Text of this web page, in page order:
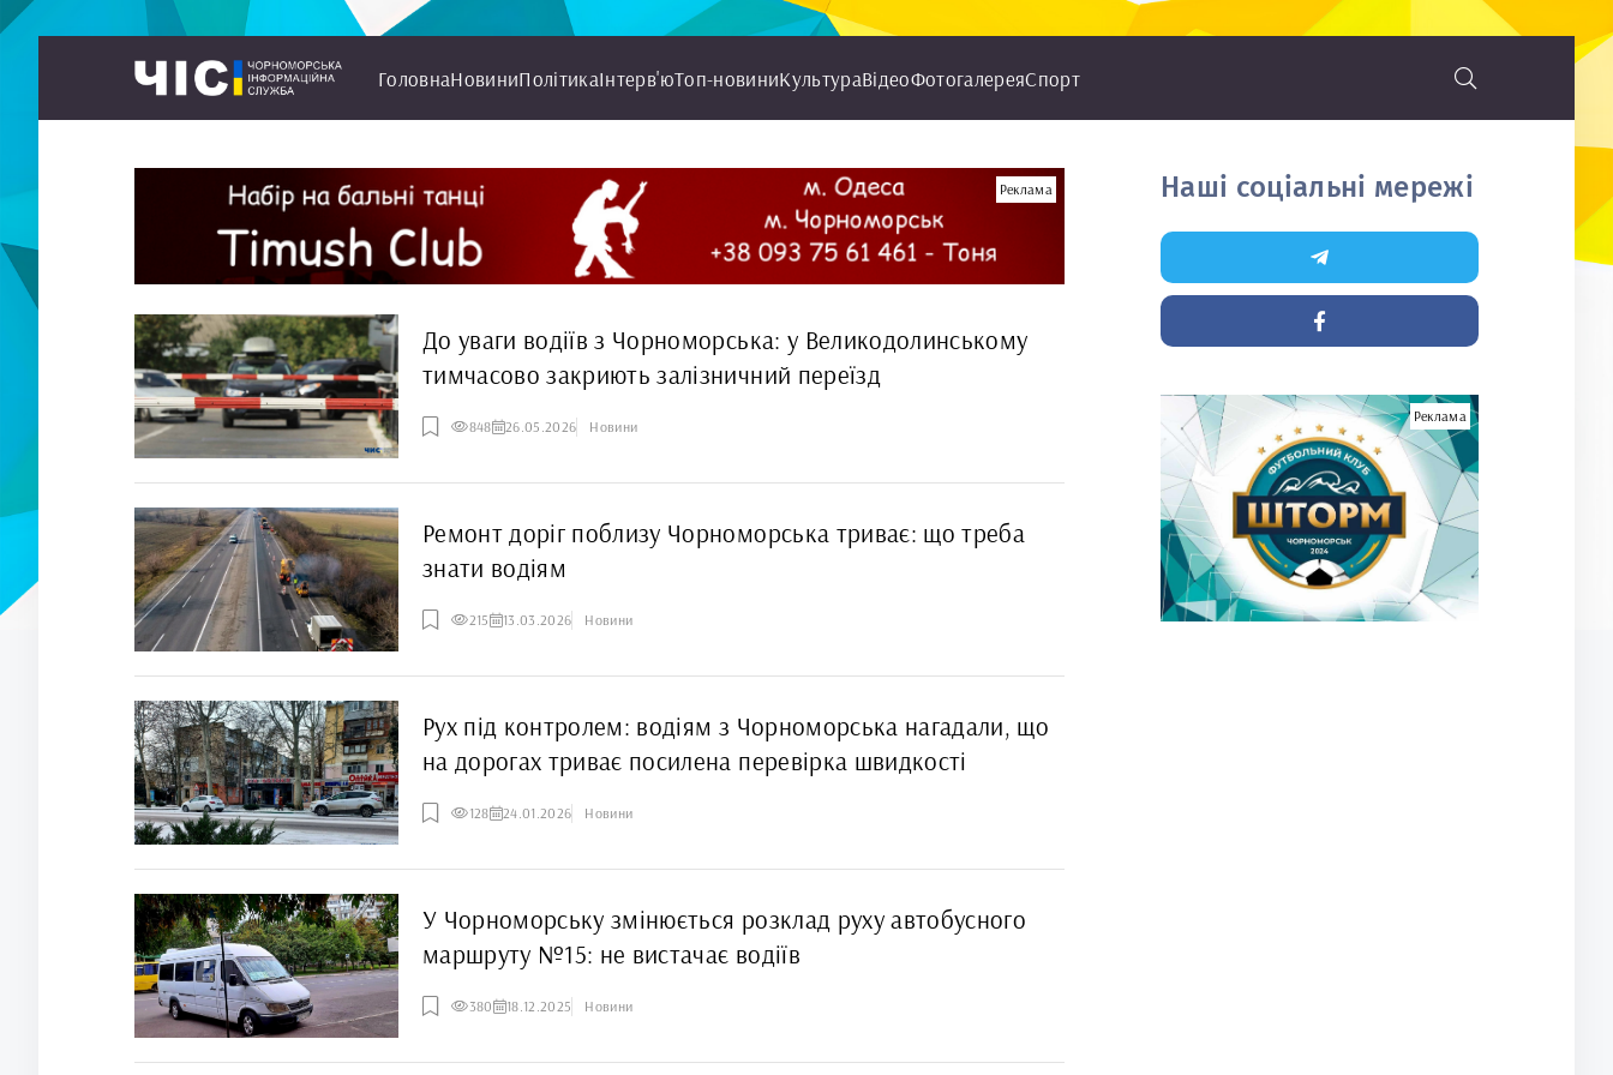
ГоловнаНовиниПолітикаІнтерв'юТоп-новиниКультураВідеоФотогалереяСпорт
Реклама
До уваги водіїв з Чорноморська: у Великодолинському
тимчасово закриють залізничний переїзд
848 26.05.2026 Новини
Ремонт доріг поблизу Чорноморська триває: що треба
знати водіям
215 13.03.2026 Новини
Рух під контролем: водіям з Чорноморська нагадали, що
на дорогах триває посилена перевірка швидкості
128 24.01.2026 Новини
У Чорноморську змінюється розклад руху автобусного
маршруту №15: не вистачає водіїв
380 18.12.2025 Новини
Наші соціальні мережі
Реклама